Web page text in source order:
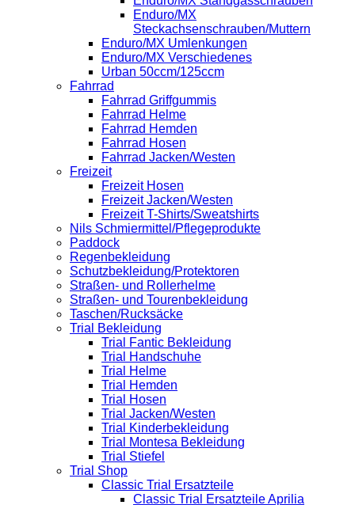
Enduro/MX
Steckachsenschrauben/Muttern
Enduro/MX Umlenkungen
Enduro/MX Verschiedenes
Urban 50ccm/125ccm
Fahrrad
Fahrrad Griffgummis
Fahrrad Helme
Fahrrad Hemden
Fahrrad Hosen
Fahrrad Jacken/Westen
Freizeit
Freizeit Hosen
Freizeit Jacken/Westen
Freizeit T-Shirts/Sweatshirts
Nils Schmiermittel/Pflegeprodukte
Paddock
Regenbekleidung
Schutzbekleidung/Protektoren
Straßen- und Rollerhelme
Straßen- und Tourenbekleidung
Taschen/Rucksäcke
Trial Bekleidung
Trial Fantic Bekleidung
Trial Handschuhe
Trial Helme
Trial Hemden
Trial Hosen
Trial Jacken/Westen
Trial Kinderbekleidung
Trial Montesa Bekleidung
Trial Stiefel
Trial Shop
Classic Trial Ersatzteile
Classic Trial Ersatzteile Aprilia